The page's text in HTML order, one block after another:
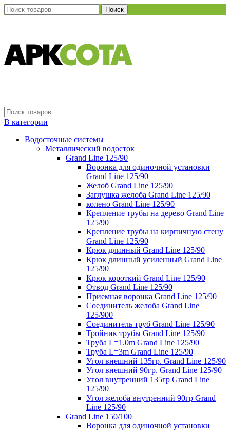
Поиск
В категории
Водосточные системы
Металлический водосток
Grand Line 125/90
Воронка для одиночной установки
Grand Line 125/90
Желоб Grand Line 125/90
Заглушка желоба Grand Line 125/90
колено Grand Line 125/90
Крепление трубы на дерево Grand Line
125/90
Крепление трубы на кирпичную стену
Grand Line 125/90
Крюк длинный Grand Line 125/90
Крюк длинный усиленный Grand Line
125/90
Крюк короткий Grand Line 125/90
Отвод Grand Line 125/90
Приемная воронка Grand Line 125/90
Соединитель желоба Grand Line
125/900
Соединитель труб Grand Line 125/90
Тройник трубы Grand Line 125/90
Труба L=1.0m Grand Line 125/90
Труба L=3m Grand Line 125/90
Угол внешний 135гр. Grand Line 125/90
Угол внешний 90гр. Grand Line 125/90
Угол внутренний 135гр Grand Line
125/90
Угол желоба внутренний 90гр Grand
Line 125/90
Grand Line 150/100
Воронка для одиночной установки